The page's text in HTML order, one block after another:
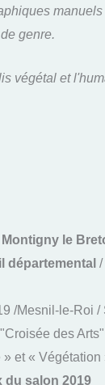
genre.
végétal et
le
départemental /
/Mesnil-le-Roi
des
et «
du salon 2019